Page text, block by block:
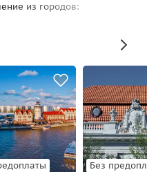
из городов:
Без